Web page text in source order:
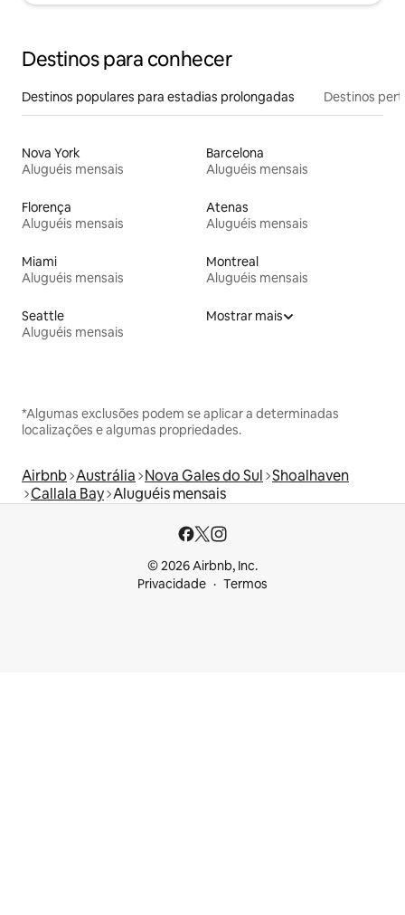
Destinos para conhecer
Destinos populares para estadias prolongadas Destinos
Nova York
Aluguéis mensais
Barcelona
Aluguéis mensais
Florença
Aluguéis mensais
Atenas
Aluguéis mensais
Miami
Aluguéis mensais
Montreal
Aluguéis mensais
Seattle
Aluguéis mensais
Mostrar mais
*Algumas exclusões podem se aplicar a determinadas
localizações e algumas propriedades.
Airbnb Austrália Nova Gales do Sul Shoalhaven
Callala Bay Aluguéis mensais
© 2026 Airbnb, Inc.
Privacidade
Termos